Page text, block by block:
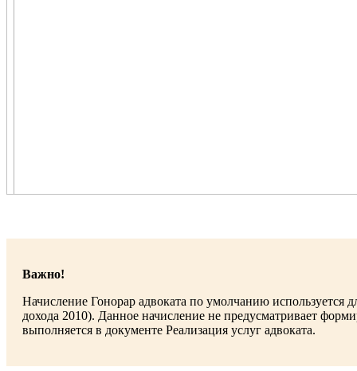
Важно!
Начисление Гонорар адвоката по умолчанию используется
дохода 2010). Данное начисление не предусматривает
выполняется в документе Реализация услуг адвоката.